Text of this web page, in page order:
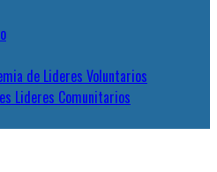
de Lideres Voluntarios
Lideres Comunitarios